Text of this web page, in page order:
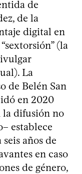
de
de la
digital en
(la
La
de Belén San
en 2020
la difusión no
establece
años de
en caso
de género,